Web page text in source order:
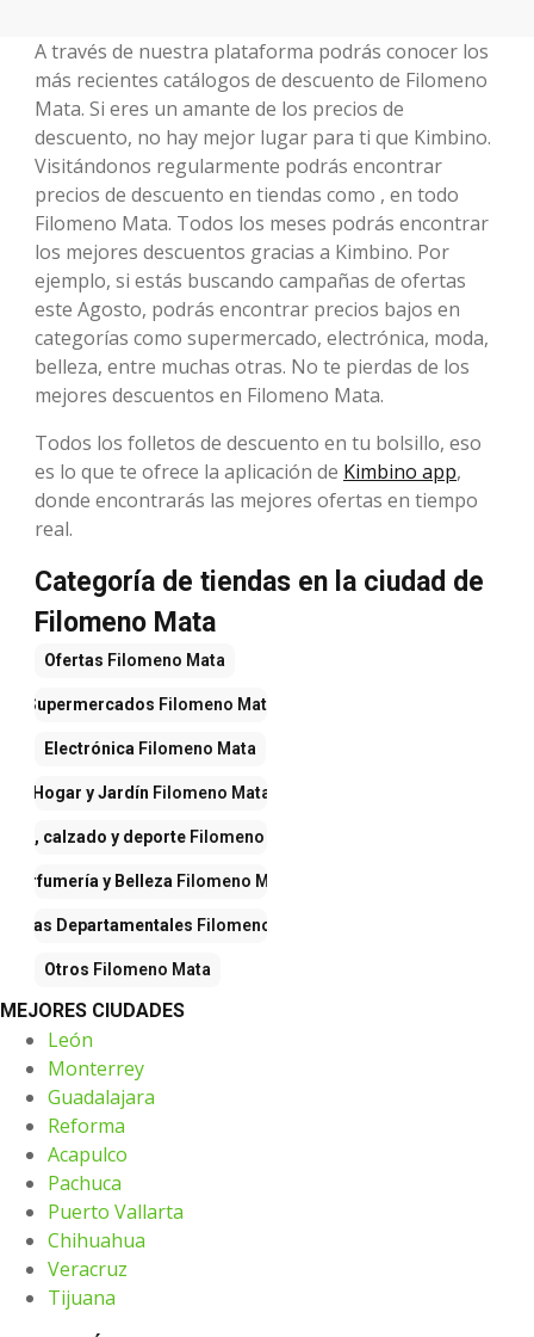
A través de nuestra plataforma podrás conocer los
más recientes catálogos de descuento de Filomeno
Mata. Si eres un amante de los precios de
descuento, no hay mejor lugar para ti que Kimbino.
Visitándonos regularmente podrás encontrar
precios de descuento en tiendas como , en todo
Filomeno Mata. Todos los meses podrás encontrar
los mejores descuentos gracias a Kimbino. Por
ejemplo, si estás buscando campañas de ofertas
este Agosto, podrás encontrar precios bajos en
categorías como supermercado, electrónica, moda,
belleza, entre muchas otras. No te pierdas de los
mejores descuentos en Filomeno Mata.
Todos los folletos de descuento en tu bolsillo, eso
es lo que te ofrece la aplicación de Kimbino app,
donde encontrarás las mejores ofertas en tiempo
real.
Categoría de tiendas en la ciudad de
Filomeno Mata
Ofertas Filomeno Mata
Supermercados Filomeno Mata
Electrónica Filomeno Mata
Hogar y Jardín Filomeno Mata
calzado y deporte Filomeno Mata
Perfumería y Belleza Filomeno Mata
Departamentales Filomeno Mata
Otros Filomeno Mata
MEJORES CIUDADES
León
Monterrey
Guadalajara
Reforma
Acapulco
Pachuca
Puerto Vallarta
Chihuahua
Veracruz
Tijuana